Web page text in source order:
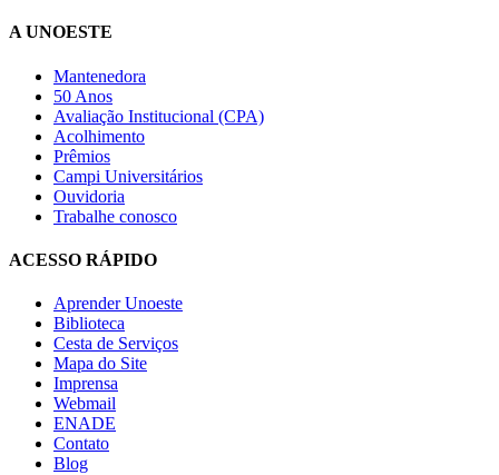
A UNOESTE
Mantenedora
50 Anos
Avaliação Institucional (CPA)
Acolhimento
Prêmios
Campi Universitários
Ouvidoria
Trabalhe conosco
ACESSO RÁPIDO
Aprender Unoeste
Biblioteca
Cesta de Serviços
Mapa do Site
Imprensa
Webmail
ENADE
Contato
Blog